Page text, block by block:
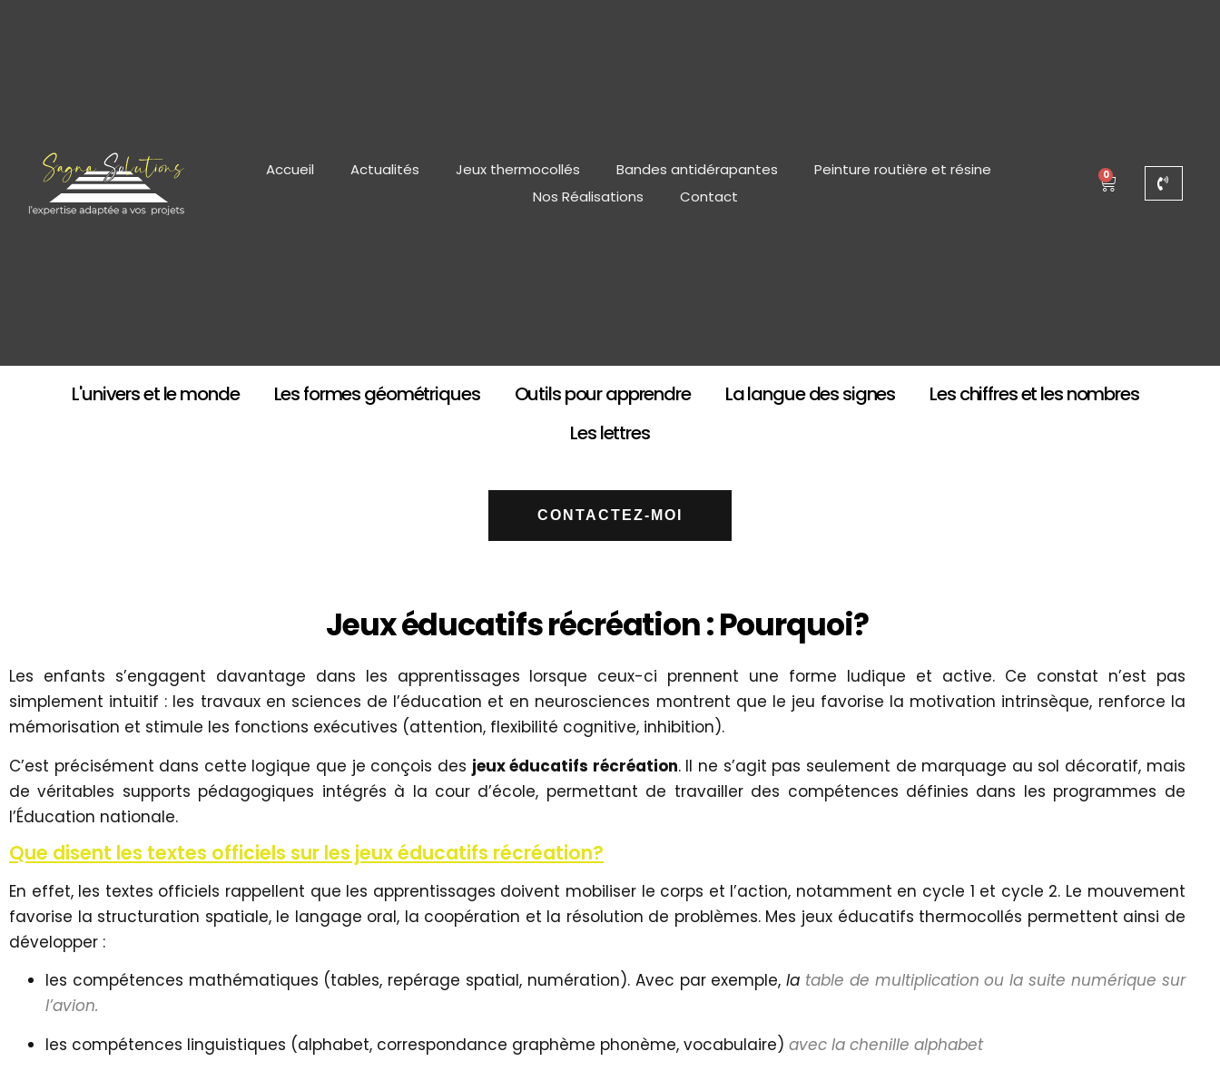
Accueil Actualités Jeux thermocollés Bandes antidérapantes
Peinture routière et résine
Nos Réalisations
Contact
0
L'univers et le monde Les formes géométriques Outils pour apprendre La langue des signes
Les chiffres et les nombres
Les lettres
CONTACTEZ-MOI
Jeux éducatifs récréation : Pourquoi?
Les enfants s’engagent davantage dans les apprentissages lorsque ceux-ci prennent une forme ludique et active. Ce constat n’est pas
simplement intuitif : les travaux en sciences de l’éducation et en neurosciences montrent que le jeu favorise la motivation intrinsèque, renforce la
mémorisation et stimule les fonctions exécutives (attention, flexibilité cognitive, inhibition).
C’est précisément dans cette logique que je conçois des jeux éducatifs récréation. Il ne s’agit pas seulement de marquage au sol décoratif, mais
de véritables supports pédagogiques intégrés à la cour d’école, permettant de travailler des compétences définies dans les programmes de
l’Éducation nationale.
Que disent les textes officiels sur les jeux éducatifs récréation?
En effet, les textes officiels rappellent que les apprentissages doivent mobiliser le corps et l’action, notamment en cycle 1 et cycle 2. Le mouvement
favorise la structuration spatiale, le langage oral, la coopération et la résolution de problèmes. Mes jeux éducatifs thermocollés permettent ainsi de
développer :
les compétences mathématiques (tables, repérage spatial, numération). Avec par exemple,la table de multiplication ou la suite numérique sur
l’avion.
les compétences linguistiques (alphabet, correspondance graphème phonème, vocabulaire) avec la chenille alphabet